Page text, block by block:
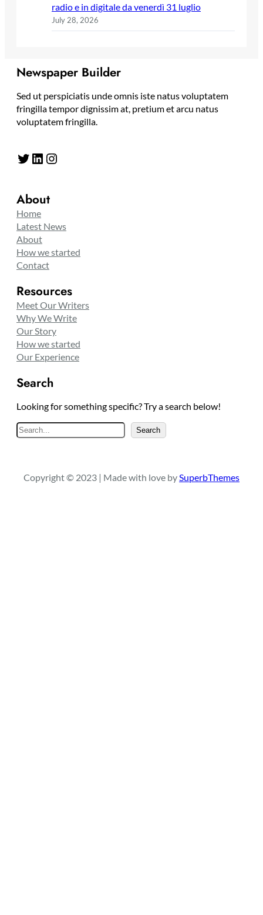
radio e in digitale da venerdì 31 luglio
July 28, 2026
Newspaper Builder
Sed ut perspiciatis unde omnis iste natus voluptatem
fringilla tempor dignissim at, pretium et arcu natus
voluptatem fringilla.
Twitter LinkedIn Instagram
About
Home
Latest News
About
How we started
Contact
Resources
Meet Our Writers
Why We Write
Our Story
How we started
Our Experience
Search
Looking for something specific? Try a search below!
S
e
c
Search
Copyright © 2023 | Made with love by SuperbThemes